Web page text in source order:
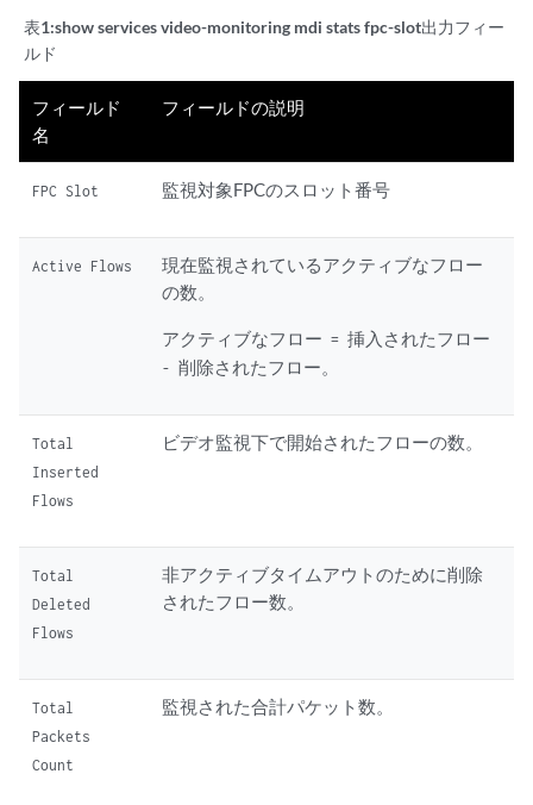
表1:show services video-monitoring mdi stats fpc-slot出力フィー
ルド
フィールド
名
フィールドの説明
FPC Slot 監視対象FPCのスロット番号
Active Flows
現在監視されているアクティブなフロー
の数。
アクティブなフロー = 挿入されたフロー
- 削除されたフロー。
Total
Inserted
Flows
ビデオ監視下で開始されたフローの数。
Total
Deleted
Flows
非アクティブタイムアウトのために削除
されたフロー数。
Total
Packets
Count
監視された合計パケット数。